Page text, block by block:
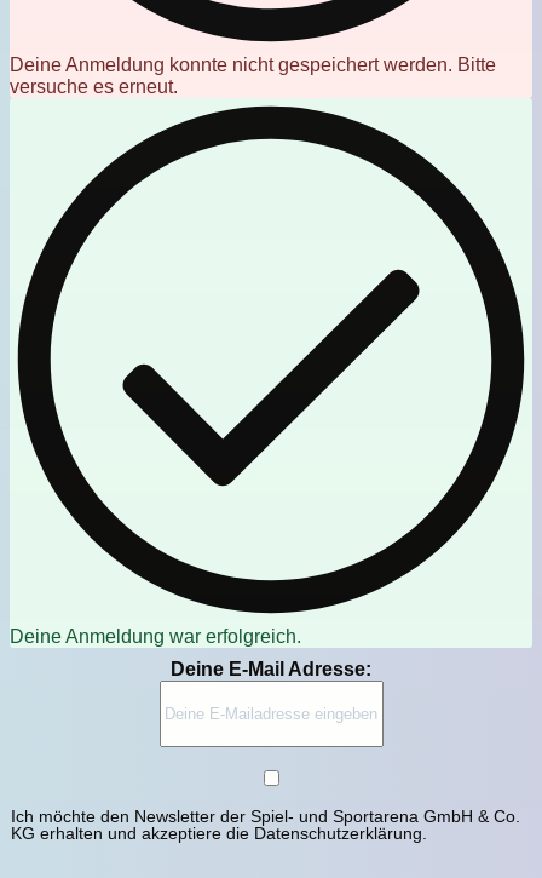
Deine Anmeldung konnte nicht gespeichert werden. Bitte
versuche es erneut.
Deine Anmeldung war erfolgreich.
Deine E-Mail Adresse:
Ich möchte den Newsletter der Spiel- und Sportarena GmbH & Co.
KG erhalten und akzeptiere die Datenschutzerklärung.